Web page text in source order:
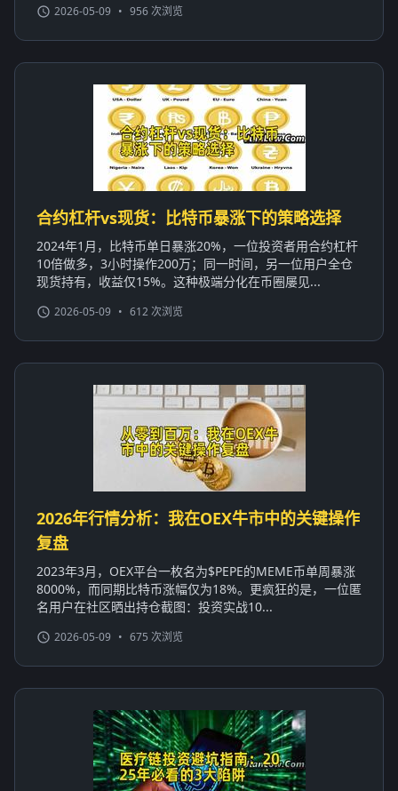
2026-05-09 • 956 次浏览
合约杠杆vs现货：比特币暴涨下的策略选择
2024年1月，比特币单日暴涨20%，一位投资者用合约杠杆
10倍做多，3小时操作200万；同一时间，另一位用户全仓
现货持有，收益仅15%。这种极端分化在币圈屡见...
2026-05-09 • 612 次浏览
2026年行情分析：我在OEX牛市中的关键操作
复盘
2023年3月，OEX平台一枚名为$PEPE的MEME币单周暴涨
8000%，而同期比特币涨幅仅为18%。更疯狂的是，一位匿
名用户在社区晒出持仓截图：投资实战10...
2026-05-09 • 675 次浏览